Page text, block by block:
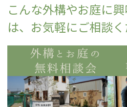
こんな外構やお庭に
は、お気軽にご相談